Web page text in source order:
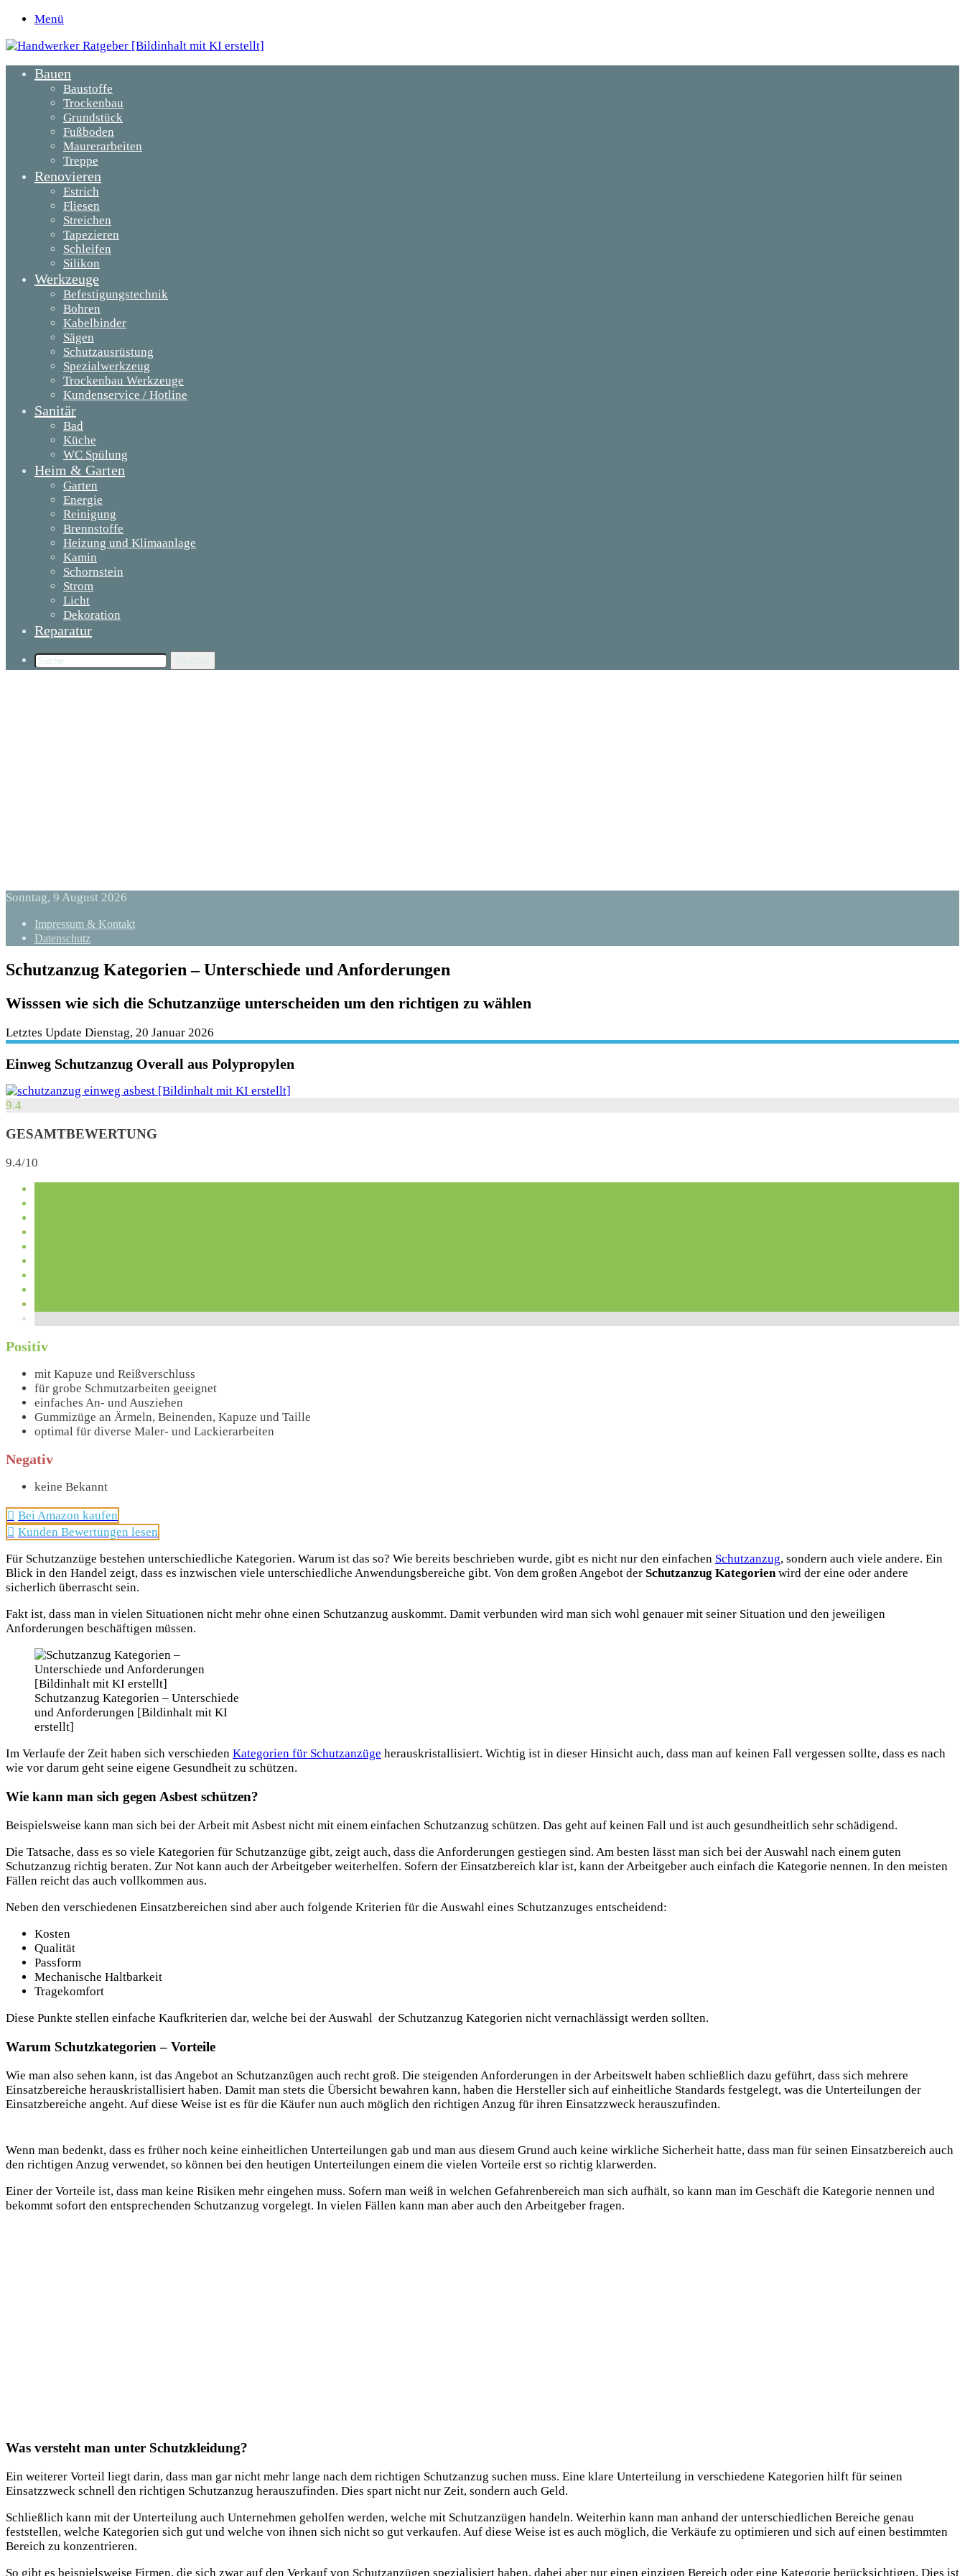
Menü
Bauen
Baustoffe
Trockenbau
Grundstück
Fußboden
Maurerarbeiten
Treppe
Renovieren
Estrich
Fliesen
Streichen
Tapezieren
Schleifen
Silikon
Werkzeuge
Befestigungstechnik
Bohren
Kabelbinder
Sägen
Schutzausrüstung
Spezialwerkzeug
Trockenbau Werkzeuge
Kundenservice / Hotline
Sanitär
Bad
Küche
WC Spülung
Heim & Garten
Garten
Energie
Reinigung
Brennstoffe
Heizung und Klimaanlage
Kamin
Schornstein
Strom
Licht
Dekoration
Reparatur
Sonntag, 9 August 2026
Impressum & Kontakt
Datenschutz
Schutzanzug Kategorien – Unterschiede und Anforderungen
Wisssen wie sich die Schutzanzüge unterscheiden um den richtigen zu wählen
Letztes Update Dienstag, 20 Januar 2026
Einweg Schutzanzug Overall aus Polypropylen
9.4
GESAMTBEWERTUNG
9.4/10
Positiv
mit Kapuze und Reißverschluss
für grobe Schmutzarbeiten geeignet
einfaches An- und Ausziehen
Gummizüge an Ärmeln, Beinenden, Kapuze und Taille
optimal für diverse Maler- und Lackierarbeiten
Negativ
keine Bekannt
Bei Amazon kaufen
Kunden Bewertungen lesen
Für Schutzanzüge bestehen unterschiedliche Kategorien. Warum ist das so? Wie bereits beschrieben wurde, gibt es nicht nur den einfachen Schutzanzug, sondern auch viele andere. Ein
Blick in den Handel zeigt, dass es inzwischen viele unterschiedliche Anwendungsbereiche gibt. Von dem großen Angebot der Schutzanzug Kategorienwird der eine oder andere
sicherlich überrascht sein.
Fakt ist, dass man in vielen Situationen nicht mehr ohne einen Schutzanzug auskommt. Damit verbunden wird man sich wohl genauer mit seiner Situation und den jeweiligen
Anforderungen beschäftigen müssen.
Schutzanzug Kategorien – Unterschiede
und Anforderungen [Bildinhalt mit KI
erstellt]
Im Verlaufe der Zeit haben sich verschieden Kategorien für Schutzanzüge herauskristallisiert. Wichtig ist in dieser Hinsicht auch, dass man auf keinen Fall vergessen sollte, dass es nach
wie vor darum geht seine eigene Gesundheit zu schützen.
Wie kann man sich gegen Asbest schützen?
Beispielsweise kann man sich bei der Arbeit mit Asbest nicht mit einem einfachen Schutzanzug schützen. Das geht auf keinen Fall und ist auch gesundheitlich sehr schädigend.
Die Tatsache, dass es so viele Kategorien für Schutzanzüge gibt, zeigt auch, dass die Anforderungen gestiegen sind. Am besten lässt man sich bei der Auswahl nach einem guten
Schutzanzug richtig beraten. Zur Not kann auch der Arbeitgeber weiterhelfen. Sofern der Einsatzbereich klar ist, kann der Arbeitgeber auch einfach die Kategorie nennen. In den meisten
Fällen reicht das auch vollkommen aus.
Neben den verschiedenen Einsatzbereichen sind aber auch folgende Kriterien für die Auswahl eines Schutzanzuges entscheidend:
Kosten
Qualität
Passform
Mechanische Haltbarkeit
Tragekomfort
Diese Punkte stellen einfache Kaufkriterien dar, welche bei der Auswahl der Schutzanzug Kategorien nicht vernachlässigt werden sollten.
Warum Schutzkategorien – Vorteile
Wie man also sehen kann, ist das Angebot an Schutzanzügen auch recht groß. Die steigenden Anforderungen in der Arbeitswelt haben schließlich dazu geführt, dass sich mehrere
Einsatzbereiche herauskristallisiert haben. Damit man stets die Übersicht bewahren kann, haben die Hersteller sich auf einheitliche Standards festgelegt, was die Unterteilungen der
Einsatzbereiche angeht. Auf diese Weise ist es für die Käufer nun auch möglich den richtigen Anzug für ihren Einsatzzweck herauszufinden.
Wenn man bedenkt, dass es früher noch keine einheitlichen Unterteilungen gab und man aus diesem Grund auch keine wirkliche Sicherheit hatte, dass man für seinen Einsatzbereich auch
den richtigen Anzug verwendet, so können bei den heutigen Unterteilungen einem die vielen Vorteile erst so richtig klarwerden.
Einer der Vorteile ist, dass man keine Risiken mehr eingehen muss. Sofern man weiß in welchen Gefahrenbereich man sich aufhält, so kann man im Geschäft die Kategorie nennen und
bekommt sofort den entsprechenden Schutzanzug vorgelegt. In vielen Fällen kann man aber auch den Arbeitgeber fragen.
Was versteht man unter Schutzkleidung?
Ein weiterer Vorteil liegt darin, dass man gar nicht mehr lange nach dem richtigen Schutzanzug suchen muss. Eine klare Unterteilung in verschiedene Kategorien hilft für seinen
Einsatzzweck schnell den richtigen Schutzanzug herauszufinden. Dies spart nicht nur Zeit, sondern auch Geld.
Schließlich kann mit der Unterteilung auch Unternehmen geholfen werden, welche mit Schutzanzügen handeln. Weiterhin kann man anhand der unterschiedlichen Bereiche genau
feststellen, welche Kategorien sich gut und welche von ihnen sich nicht so gut verkaufen. Auf diese Weise ist es auch möglich, die Verkäufe zu optimieren und sich auf einen bestimmten
Bereich zu konzentrieren.
So gibt es beispielsweise Firmen, die sich zwar auf den Verkauf von Schutzanzügen spezialisiert haben, dabei aber nur einen einzigen Bereich oder eine Kategorie berücksichtigen. Dies ist